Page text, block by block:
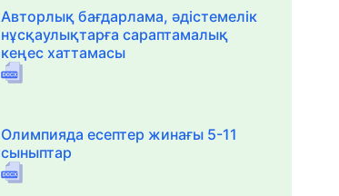
Авторлық бағдарлама, әдістемелік
нұсқаулықтарға сараптамалық
кеңес хаттамасы
Олимпияда есептер жинағы 5-11
сыныптар